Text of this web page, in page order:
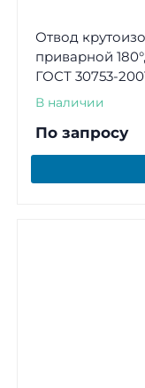
Отвод
приварной 180°,
ГОСТ 30753-
В наличии
По запросу